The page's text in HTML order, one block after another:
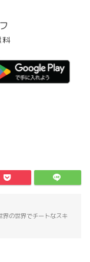
料
界の世界でチートなスキ